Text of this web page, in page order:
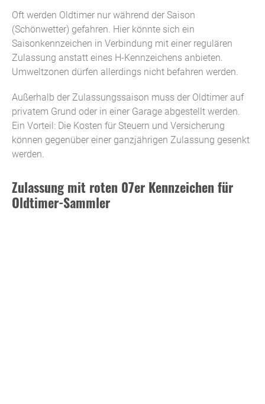
Oft werden Oldtimer nur während der Saison
(Schönwetter) gefahren. Hier könnte sich ein
Saisonkennzeichen in Verbindung mit einer regulären
Zulassung anstatt eines H-Kennzeichens anbieten.
Umweltzonen dürfen allerdings nicht befahren werden.
Außerhalb der Zulassungssaison muss der Oldtimer auf
privatem Grund oder in einer Garage abgestellt werden.
Ein Vorteil: Die Kosten für Steuern und Versicherung
können gegenüber einer ganzjährigen Zulassung gesenkt
werden.
Zulassung mit roten 07er Kennzeichen für
Oldtimer-Sammler